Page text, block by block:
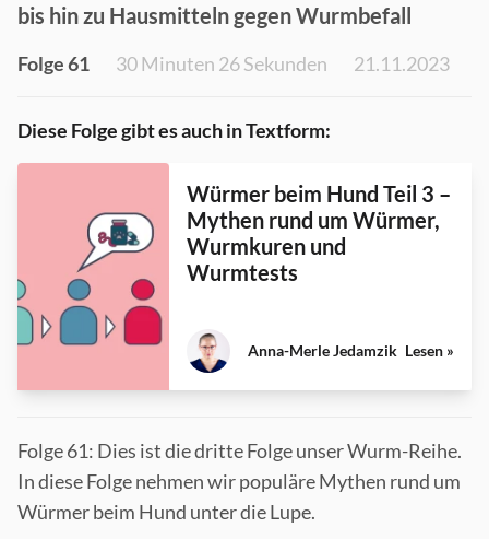
bis hin zu Hausmitteln gegen Wurmbefall
Folge 61 30 Minuten 26 Sekunden 21.11.2023
Diese Folge gibt es auch in Textform:
Würmer beim Hund Teil 3 –
Mythen rund um Würmer,
Wurmkuren und
Wurmtests
Anna-Merle Jedamzik Lesen »
Folge 61: Dies ist die dritte Folge unser Wurm-Reihe.
In diese Folge nehmen wir populäre Mythen rund um
Würmer beim Hund unter die Lupe.